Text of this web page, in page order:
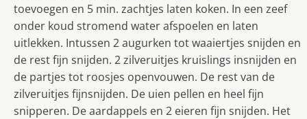
toevoegen en 5 min. zachtjes laten koken. In een zeef
onder koud stromend water afspoelen en laten
uitlekken. Intussen 2 augurken tot waaiertjes snijden en
de rest fijn snijden. 2 zilveruitjes kruislings insnijden en
de partjes tot roosjes openvouwen. De rest van de
zilveruitjes fijnsnijden. De uien pellen en heel fijn
snipperen. De aardappels en 2 eieren fijn snijden. Het